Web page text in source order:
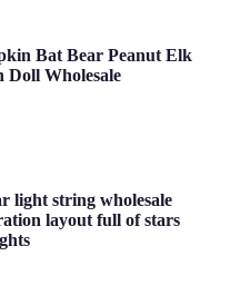
Bat Bear Peanut Elk
Doll Wholesale
light string wholesale
layout full of stars